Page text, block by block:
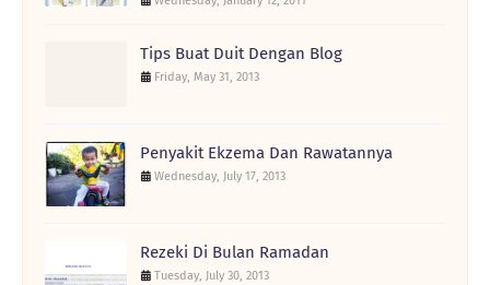
Tips Buat Duit Dengan Blog
Friday, May 31, 2013
Penyakit Ekzema Dan Rawatannya
Wednesday, July 17, 2013
Rezeki Di Bulan Ramadan
Tuesday, July 30, 2013